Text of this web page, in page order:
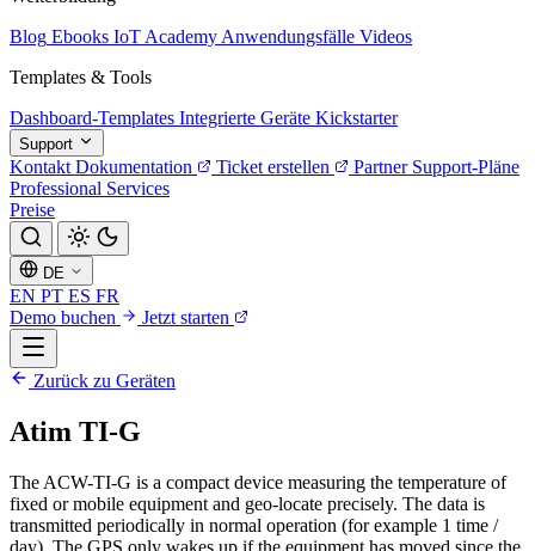
Blog Ebooks IoT Academy Anwendungsfälle Videos
Templates & Tools
Dashboard-Templates Integrierte Geräte Kickstarter
Support
Kontakt Dokumentation Ticket erstellen Partner Support-Pläne
Professional Services
Preise
DE
EN PT ES FR
Demo buchen
Jetzt starten
Zurück zu Geräten
Atim TI-G
The ACW-TI-G is a compact device measuring the temperature of
fixed or mobile equipment and geo-locate precisely. The data is
transmitted periodically in normal operation (for example 1 time /
day). The GPS only wakes up if the equipment has moved since the